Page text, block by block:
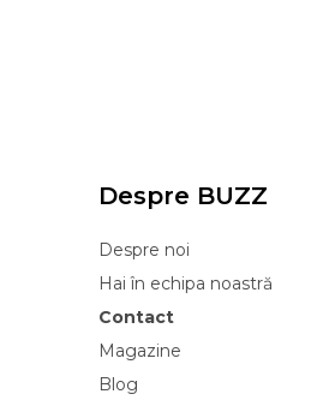
Despre BUZZ
Despre noi
Hai în echipa noastră
Contact
Magazine
Blog